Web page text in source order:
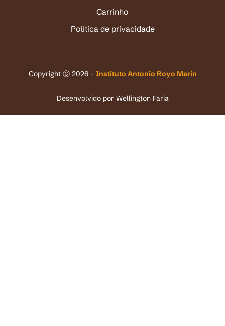
Carrinho
Política de privacidade
Copyright Ⓒ 2026 - Instituto Antonio Royo Marín
Desenvolvido por Wellington Faria